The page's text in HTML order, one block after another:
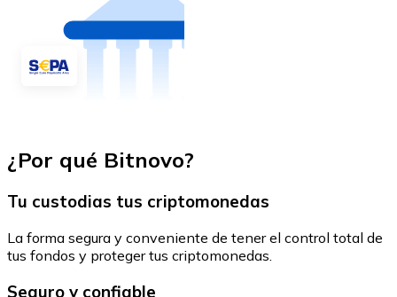
¿Por qué Bitnovo?
Tu custodias tus criptomonedas
La forma segura y conveniente de tener el control total de
tus fondos y proteger tus criptomonedas.
Seguro y confiable